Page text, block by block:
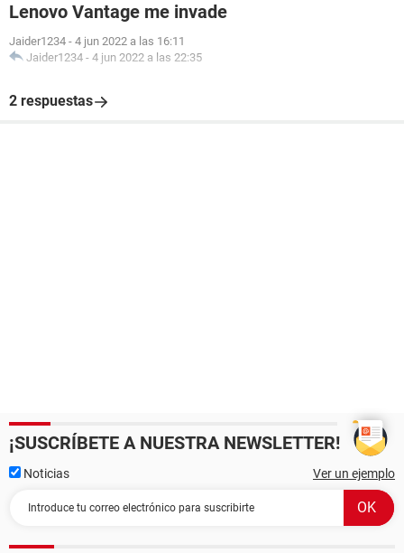
Lenovo Vantage me invade
Jaider1234 - 4 jun 2022 a las 16:11
Jaider1234 - 4 jun 2022 a las 22:35
2 respuestas
¡SUSCRÍBETE A NUESTRA NEWSLETTER!
Noticias Ver un ejemplo